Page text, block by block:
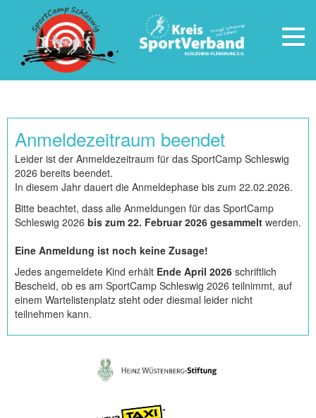
Anmeldezeitraum beendet
Leider ist der Anmeldezeitraum für das SportCamp Schleswig
2026 bereits beendet.
In diesem Jahr dauert die Anmeldephase bis zum 22.02.2026.
Bitte beachtet, dass alle Anmeldungen für das SportCamp
Schleswig 2026 bis zum 22. Februar 2026 gesammelt werden.
Eine Anmeldung ist noch keine Zusage!
Jedes angemeldete Kind erhält Ende April 2026 schriftlich
Bescheid, ob es am SportCamp Schleswig 2026 teilnimmt, auf
einem Wartelistenplatz steht oder diesmal leider nicht
teilnehmen kann.